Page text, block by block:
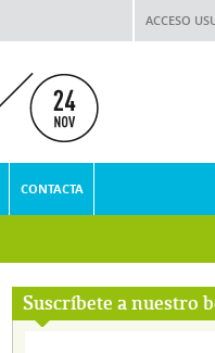
ACCESO
CONTACTA
Suscríbete a nuestro